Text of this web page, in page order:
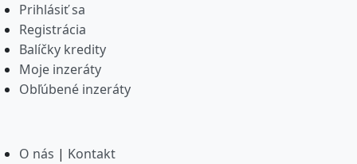
Prihlásiť sa
Registrácia
Balíčky kredity
Moje inzeráty
Obľúbené inzeráty
O nás | Kontakt